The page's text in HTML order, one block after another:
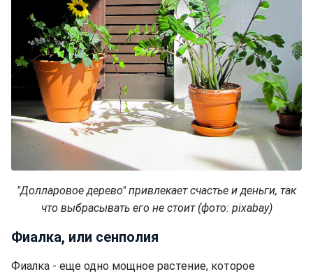
"Долларовое дерево" привлекает счастье и деньги, так
что выбрасывать его не стоит (фото: pixabay)
Фиалка, или сенполия
Фиалка - еще одно мощное растение, которое